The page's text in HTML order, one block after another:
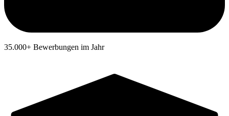
35.000+ Bewerbungen im Jahr